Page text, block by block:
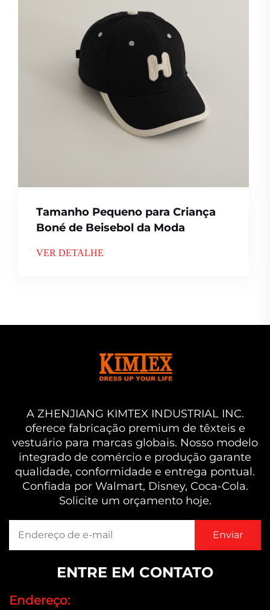
Tamanho Pequeno para Criança
Boné de Beisebol da Moda
VER DETALHE
A ZHENJIANG KIMTEX INDUSTRIAL INC.
oferece fabricação premium de têxteis e
vestuário para marcas globais. Nosso modelo
integrado de comércio e produção garante
qualidade, conformidade e entrega pontual.
Confiada por Walmart, Disney, Coca-Cola.
Solicite um orçamento hoje.
ENTRE EM CONTATO
Endereço: